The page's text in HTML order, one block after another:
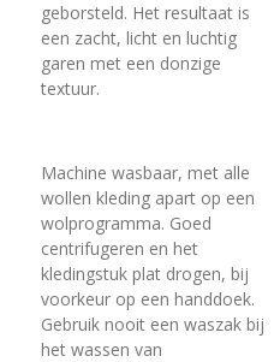
geborsteld. Het resultaat is
een zacht, licht en luchtig
garen met een donzige
textuur.
Machine wasbaar, met alle
wollen kleding apart op een
wolprogramma. Goed
centrifugeren en het
kledingstuk plat drogen, bij
voorkeur op een handdoek.
Gebruik nooit een waszak bij
het wassen van